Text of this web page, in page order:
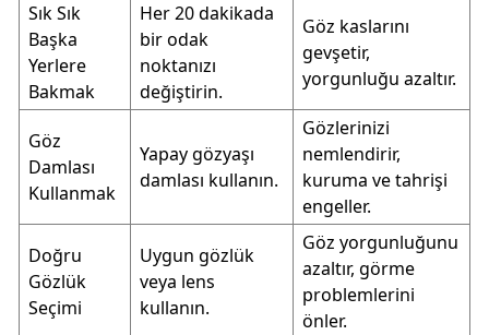
Sık Sık
Başka
Yerlere
Bakmak
Her 20 dakikada
bir odak
noktanızı
değiştirin.
Göz kaslarını
gevşetir,
yorgunluğu azaltır.
Göz
Damlası
Kullanmak
Yapay gözyaşı
damlası kullanın.
Gözlerinizi
nemlendirir,
kuruma ve tahrişi
engeller.
Doğru
Gözlük
Seçimi
Uygun gözlük
veya lens
kullanın.
Göz yorgunluğunu
azaltır, görme
problemlerini
önler.